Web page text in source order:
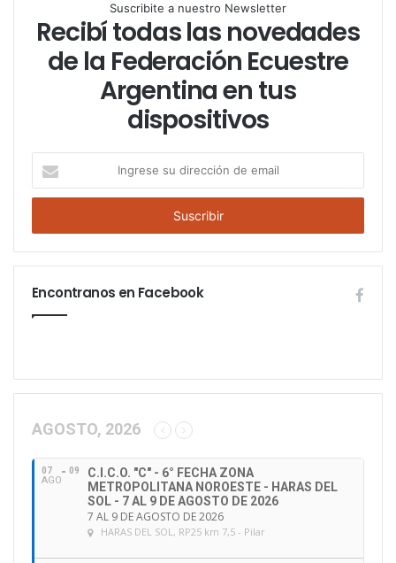
Suscribite a nuestro Newsletter
Recibí todas las novedades
de la Federación Ecuestre
Argentina en tus
dispositivos
g
e
s
s
e
c
ó
Encontranos en Facebook
AGOSTO, 2026
07
AGO
09
C.I.C.O. "C" - 6° FECHA ZONA
METROPOLITANA NOROESTE - HARAS DEL
SOL - 7 AL 9 DE AGOSTO DE 2026
7 AL 9 DE AGOSTO DE 2026
HARAS DEL SOL, RP25 km 7,5 - Pilar